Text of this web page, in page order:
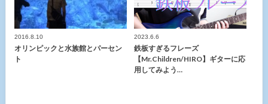
2016.8.10
オリンピックと水族館とパーセン
ト
2023.6.6
鉄板すぎるフレーズ
【Mr.Children/HIRO】ギターに応
用してみよう…